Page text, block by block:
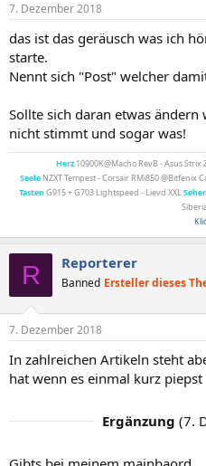
7. Dezember 2018
das ist das geräusch was ich
starte.
Nennt sich "Post" welcher
Sollte sich daran etwas
nicht stimmt und sogar was!
Herz10900K@Macho RevB - Asus Strix
Seele NZXT Tempest - Corsair RMi850 @Bitfenix
TastenG915 + G703 Lightspeed - Lievd XXL
R Reporterer
Banned Ersteller dieses
7. Dezember 2018
In zahlreichen Artikeln steht
hat wenn es einmal kurz piepst
Ergänzung (7.